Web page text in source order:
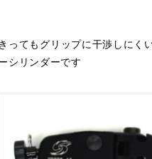
てもグリップに干渉しにく
シリンダーです